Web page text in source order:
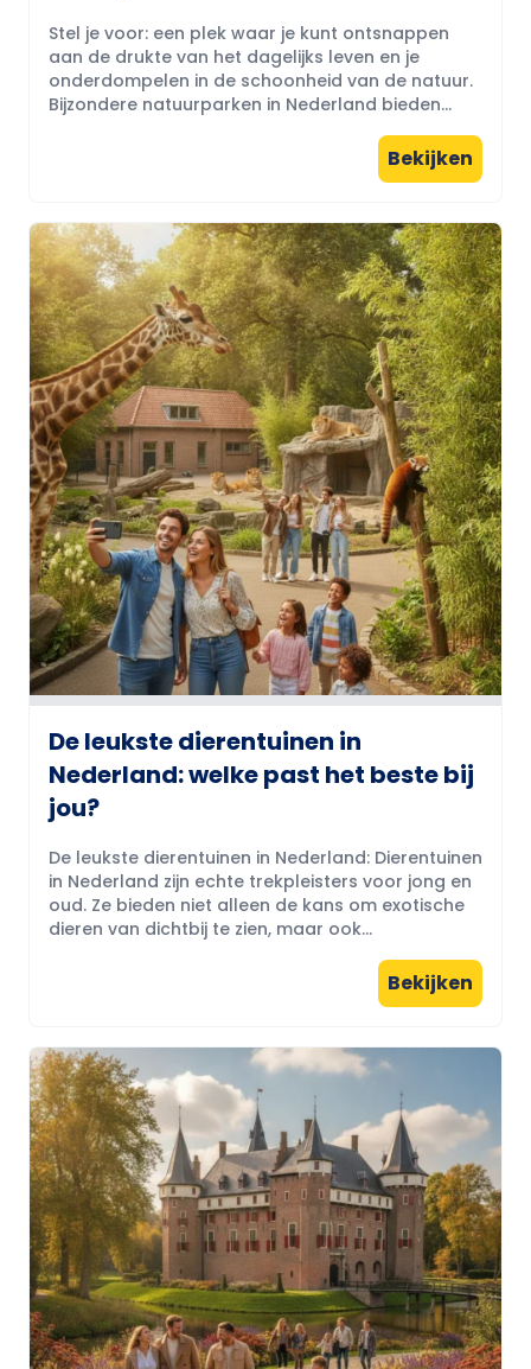
Stel je voor: een plek waar je kunt ontsnappen
aan de drukte van het dagelijks leven en je
onderdompelen in de schoonheid van de natuur.
Bijzondere natuurparken in Nederland bieden...
Bekijken
De leukste dierentuinen in
Nederland: welke past het beste bij
jou?
De leukste dierentuinen in Nederland: Dierentuinen
in Nederland zijn echte trekpleisters voor jong en
oud. Ze bieden niet alleen de kans om exotische
dieren van dichtbij te zien, maar ook...
Bekijken